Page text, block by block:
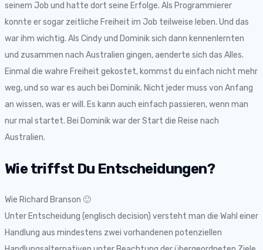
seinem Job und hatte dort seine Erfolge. Als Programmierer
konnte er sogar zeitliche Freiheit im Job teilweise leben. Und das
war ihm wichtig. Als Cindy und Dominik sich dann kennenlernten
und zusammen nach Australien gingen, aenderte sich das Alles.
Einmal die wahre Freiheit gekostet, kommst du einfach nicht mehr
weg, und so war es auch bei Dominik. Nicht jeder muss von Anfang
an wissen, was er will. Es kann auch einfach passieren, wenn man
nur mal startet. Bei Dominik war der Start die Reise nach
Australien.
Wie triffst Du Entscheidungen?
Wie Richard Branson 🙂
Unter Entscheidung (englisch decision) versteht man die Wahl einer
Handlung aus mindestens zwei vorhandenen potenziellen